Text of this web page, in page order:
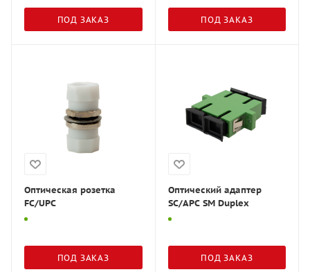
ПОД ЗАКАЗ ПОД ЗАКАЗ
Оптическая розетка
FC/UPC
ПОД ЗАКАЗ
Оптический адаптер
SC/APC SM Duplex
ПОД ЗАКАЗ